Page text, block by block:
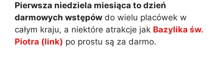
Pierwsza niedziela miesiąca to dzień
darmowych wstępów do wielu placówek w
całym kraju, a niektóre atrakcje jak Bazylika św.
Piotra (link) po prostu są za darmo.